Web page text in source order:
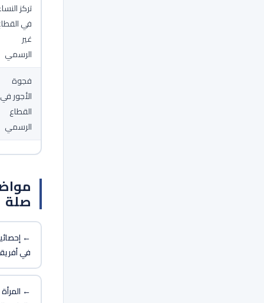
تركز
في
غير
الرسمي
فجوة
الأجور في
القطاع
الرسمي
صلة
←
في
←